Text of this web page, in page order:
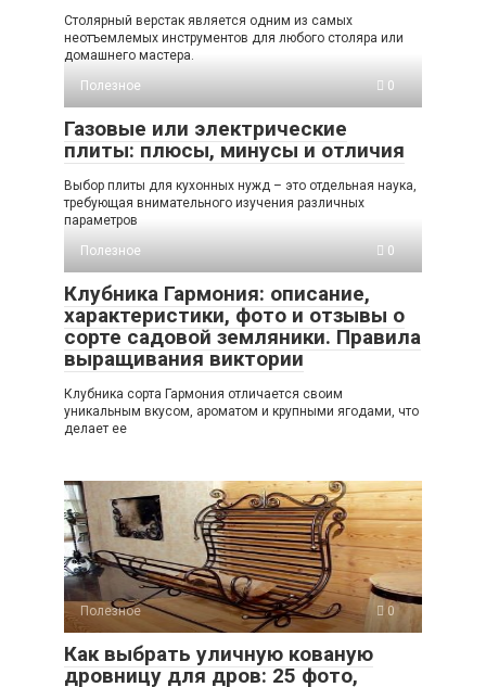
Столярный верстак является одним из самых
неотъемлемых инструментов для любого столяра или
домашнего мастера.
Полезное
0
Газовые или электрические
плиты: плюсы, минусы и отличия
Выбор плиты для кухонных нужд – это отдельная наука,
требующая внимательного изучения различных
параметров
Полезное
0
Клубника Гармония: описание,
характеристики, фото и отзывы о
сорте садовой земляники. Правила
выращивания виктории
Клубника сорта Гармония отличается своим
уникальным вкусом, ароматом и крупными ягодами, что
делает ее
Полезное 0
Как выбрать уличную кованую
дровницу для дров: 25 фото,